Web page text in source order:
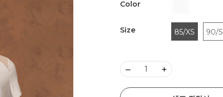
Color
Size 85/XS 90/S
– +